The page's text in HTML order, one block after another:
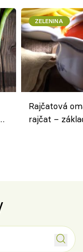
ZELENINA
Rajčatová
rajčat –